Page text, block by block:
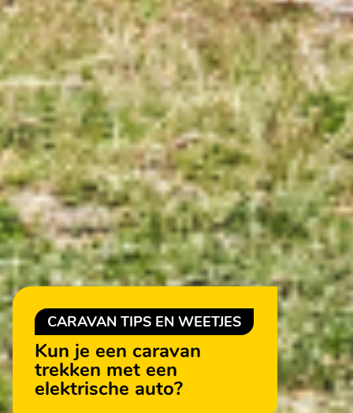
CARAVAN TIPS EN WEETJES
Kun je een caravan
trekken met een
elektrische auto?